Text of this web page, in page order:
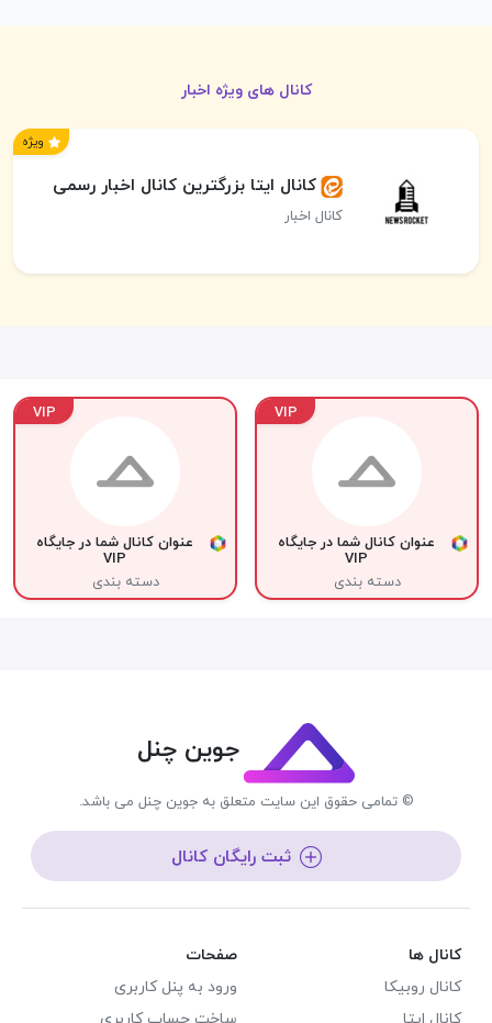
کانال های ویژه اخبار
ویژه
کانال ایتا بزرگترین کانال اخبار رسمی
کانال اخبار
VIP
عنوان کانال شما در جایگاه
VIP
دسته بندی
VIP
عنوان کانال شما در جایگاه
VIP
دسته بندی
جوین چنل
© تمامی حقوق این سایت متعلق به جوین چنل می باشد.
ثبت رایگان کانال
کانال ها
کانال روبیکا
صفحات
ورود به پنل کاربری